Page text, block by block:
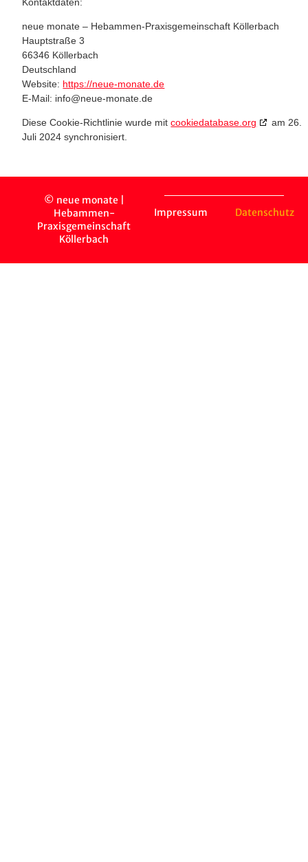
neue monate – Hebammen-Praxisgemeinschaft Köllerbach
Hauptstraße 3
66346 Köllerbach
Deutschland
Website: https://neue-monate.de
E-Mail: info@neue-monate.de
Diese Cookie-Richtlinie wurde mitcookiedatabase.org
am 26.
Juli 2024 synchronisiert.
© neue monate |
Hebammen-
Praxisgemeinschaft
Köllerbach
Impressum Datenschutz